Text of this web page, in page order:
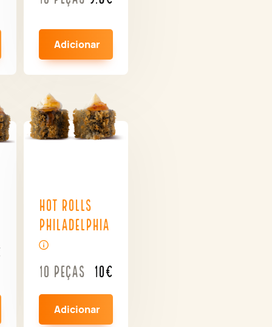
Adicionar
Hot Rolls
Philadelphia
10 peças 10€
Adicionar